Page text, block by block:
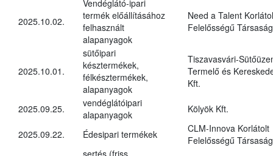
2025.10.02.
Vendéglátó-ipari
termék előállításához
felhasznált
alapanyagok
Need a Talent
Felelősségű Társaság
2025.10.01.
sütőipari
késztermékek,
félkésztermékek,
alapanyagok
Tiszavasvári-
Termelő és
Kft.
2025.09.25.
vendéglátóipari
alapanyagok
Kölyök Kft.
2025.09.22. Édesipari termékek
CLM-Innova Korlátolt
Felelősségű Társaság
sertés (friss